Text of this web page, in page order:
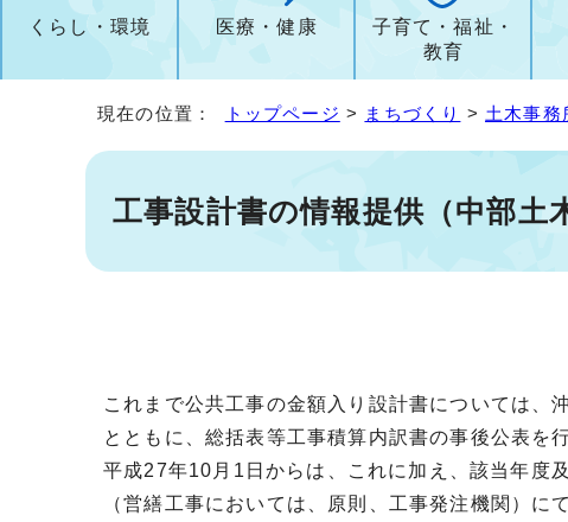
くらし・環境 医療・健康
子育て・福祉・
教育
現在の位置： トップページ > まちづくり > 土木事務
工事設計書の情報提供（中部土
これまで公共工事の金額入り設計書については、
とともに、総括表等工事積算内訳書の事後公表を
平成27年10月1日からは、これに加え、該当年度
（営繕工事においては、原則、工事発注機関）